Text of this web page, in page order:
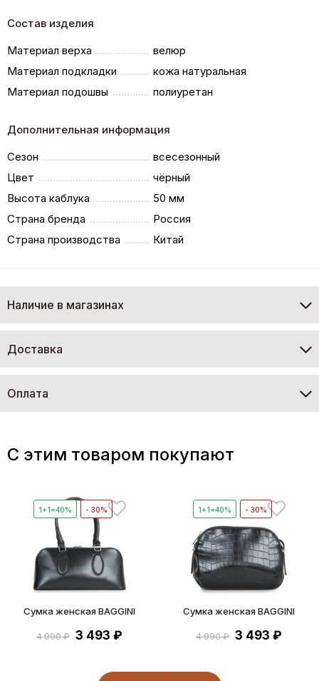
Состав изделия
Материал верха
велюр
Материал подкладки
кожа натуральная
Материал подошвы
полиуретан
Дополнительная информация
Сезон
всесезонный
Цвет
чёрный
Высота каблука
50 мм
Страна бренда
Россия
Страна производства
Китай
Наличие в магазинах
Доставка
Оплата
C этим товаром покупают
1+1=40% - 30%
Сумка женская BAGGINI
4 990 ₽ 3 493 ₽
1+1=40% - 30%
Сумка женская BAGGINI
4 990 ₽ 3 493 ₽